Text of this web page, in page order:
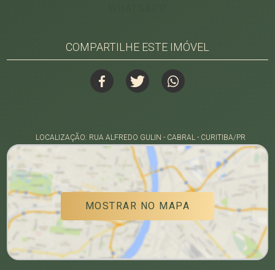
COMPARTILHE ESTE IMÓVEL
LOCALIZAÇÃO: RUA ALFREDO GULIN - CABRAL - CURITIBA/PR
MOSTRAR NO MAPA